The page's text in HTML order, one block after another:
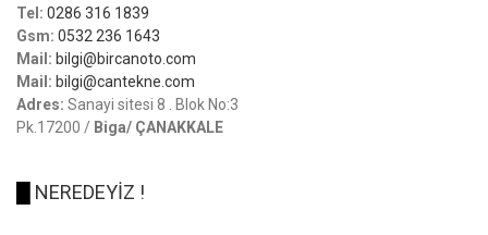
Tel: 0286 316 1839
Gsm: 0532 236 1643
Mail: bilgi@bircanoto.com
Mail: bilgi@cantekne.com
Adres: Sanayi sitesi 8 . Blok No:3
Pk.17200 / Biga/ ÇANAKKALE
NEREDEYİZ !